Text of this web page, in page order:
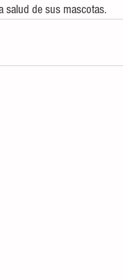
salud de sus mascotas.